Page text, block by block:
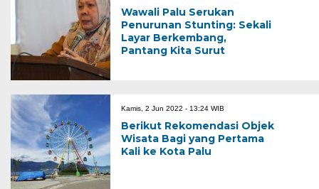
Wawali Palu Serukan
Penurunan Stunting: Sekali
Layar Berkembang,
Pantang Kita Surut
Kamis, 2 Jun 2022 - 13:24 WIB
Berikut Rekomendasi Objek
Wisata Bagi yang Pertama
Kali ke Kota Palu